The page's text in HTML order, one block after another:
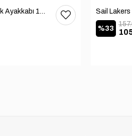
Özel Üretim - Günlük Ayakkabı 101-2630-11473
%33